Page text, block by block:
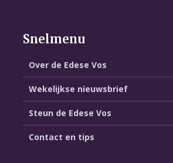
Snelmenu
Over de Edese Vos
Wekelijkse nieuwsbrief
Steun de Edese Vos
Contact en tips